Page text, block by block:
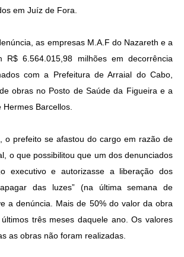
em Juíz de Fora.
as empresas M.A.F do Nazareth e a
R$ 6.564.015,98 milhões em decorrência
com a Prefeitura de Arraial do Cabo,
obras no Posto de Saúde da Figueira e a
Hermes Barcellos.
o prefeito se afastou do cargo em razão de
o que possibilitou que um dos denunciados
executivo e autorizasse a liberação dos
das luzes” (na última semana de
a denúncia. Mais de 50% do valor da obra
três meses daquele ano. Os valores
as obras não foram realizadas.